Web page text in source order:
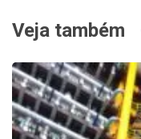
Veja também